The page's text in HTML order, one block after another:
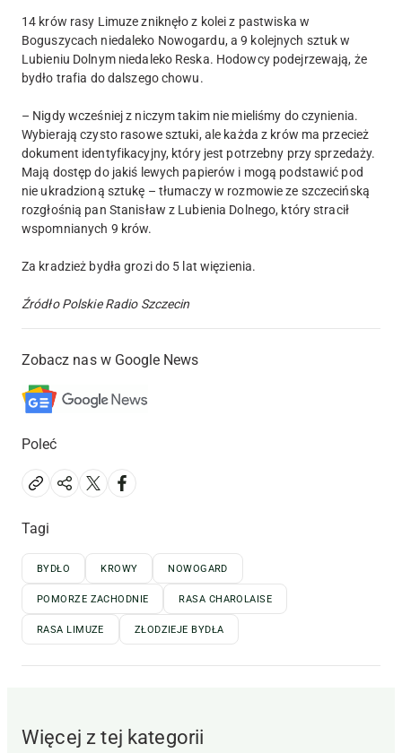
14 krów rasy Limuze zniknęło z kolei z pastwiska w
Boguszycach niedaleko Nowogardu, a 9 kolejnych sztuk w
Lubieniu Dolnym niedaleko Reska. Hodowcy podejrzewają, że
bydło trafia do dalszego chowu.
– Nigdy wcześniej z niczym takim nie mieliśmy do czynienia.
Wybierają czysto rasowe sztuki, ale każda z krów ma przecież
dokument identyfikacyjny, który jest potrzebny przy sprzedaży.
Mają dostęp do jakiś lewych papierów i mogą podstawić pod
nie ukradzioną sztukę – tłumaczy w rozmowie ze szczecińską
rozgłośnią pan Stanisław z Lubienia Dolnego, który stracił
wspomnianych 9 krów.
Za kradzież bydła grozi do 5 lat więzienia.
Źródło Polskie Radio Szczecin
Zobacz nas w Google News
Poleć
Tagi
BYDŁO KROWY NOWOGARD
POMORZE ZACHODNIE RASA CHAROLAISE
RASA LIMUZE ZŁODZIEJE BYDŁA
Więcej z tej kategorii